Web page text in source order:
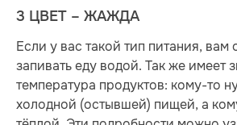
3 ЦВЕТ – ЖАЖДА
Если у вас такой тип питания, вам
запивать еду водой. Так же имеет
температура продуктов: кому-то
холодной (остывшей) пищей, а